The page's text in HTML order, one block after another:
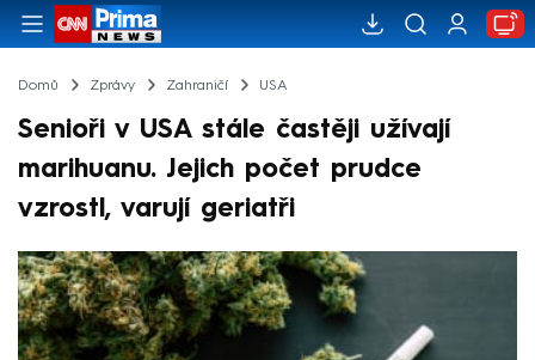
Domů Zprávy Zahraničí USA
Senioři v USA stále častěji užívají
marihuanu. Jejich počet prudce
vzrostl, varují geriatři